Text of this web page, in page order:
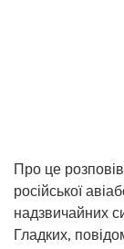
Про це
російської
надзвичайних
Гладких,